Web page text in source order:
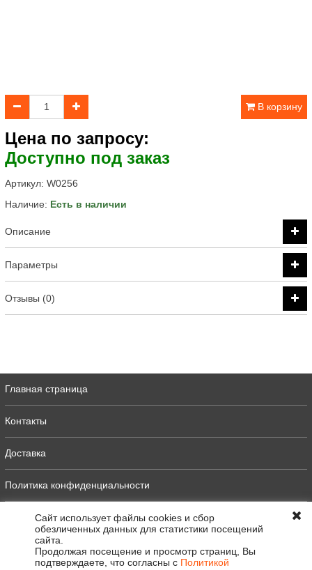
В корзину
Цена по запросу:
Доступно под заказ
Артикул: W0256
Наличие: Есть в наличии
Описание
Параметры
Отзывы (0)
Главная страница
Контакты
Доставка
Политика конфиденциальности
Оферта
Полная версия
Сайт использует файлы cookies и сбор
обезличенных данных для статистики посещений
сайта.
Продолжая посещение и просмотр страниц, Вы
подтверждаете, что согласны с Политикой